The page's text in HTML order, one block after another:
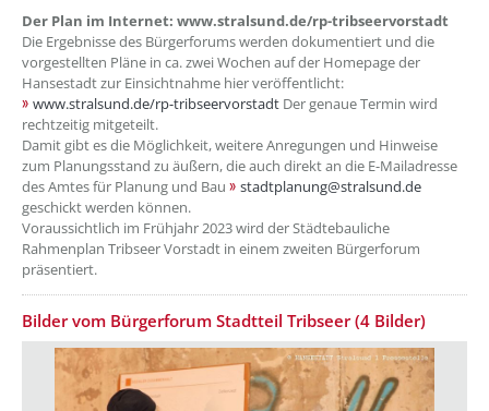
Der Plan im Internet: www.stralsund.de/rp-tribseervorstadt
Die Ergebnisse des Bürgerforums werden dokumentiert und die
vorgestellten Pläne in ca. zwei Wochen auf der Homepage der
Hansestadt zur Einsichtnahme hier veröffentlicht:
www.stralsund.de/rp-tribseervorstadt Der genaue Termin wird
rechtzeitig mitgeteilt.
Damit gibt es die Möglichkeit, weitere Anregungen und Hinweise
zum Planungsstand zu äußern, die auch direkt an die E-Mailadresse
des Amtes für Planung und Bau
stadtplanung@stralsund.de
geschickt werden können.
Voraussichtlich im Frühjahr 2023 wird der Städtebauliche
Rahmenplan Tribseer Vorstadt in einem zweiten Bürgerforum
präsentiert.
Bilder vom Bürgerforum Stadtteil Tribseer (4 Bilder)